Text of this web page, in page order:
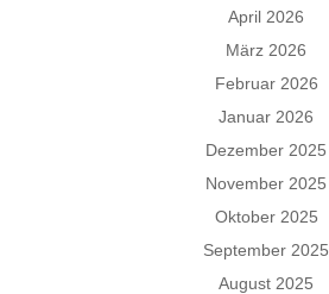
April 2026
März 2026
Februar 2026
Januar 2026
Dezember 2025
November 2025
Oktober 2025
September 2025
August 2025